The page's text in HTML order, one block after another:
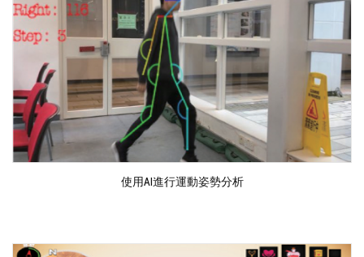
使用AI進行運動姿勢分析